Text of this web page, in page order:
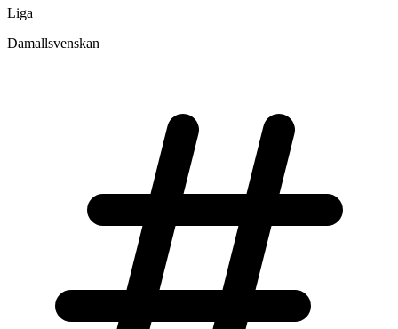
Liga
Damallsvenskan